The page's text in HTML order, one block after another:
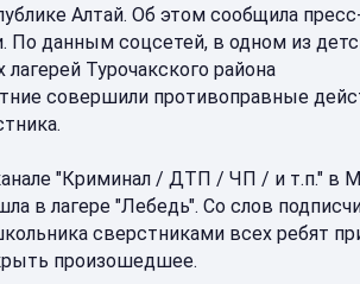
Алтай. Об этом сообщила
По данным соцсетей, в одном из
Турочакского района
совершили противоправные
"Криминал / ДТП / ЧП / и т.п." в
в лагере "Лебедь". Со слов
сверстниками всех ребят
произошедшее.